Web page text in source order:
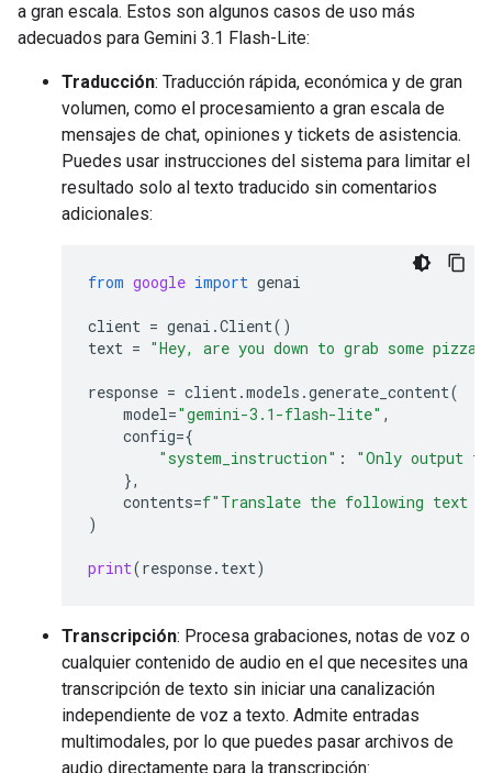
a gran escala. Estos son algunos casos de uso más
adecuados para Gemini 3.1 Flash-Lite:
Traducción: Traducción rápida, económica y de gran
volumen, como el procesamiento a gran escala de
mensajes de chat, opiniones y tickets de asistencia.
Puedes usar instrucciones del sistema para limitar el
resultado solo al texto traducido sin comentarios
adicionales:
from google import genai
client = genai .Client()
text = "Hey, are you down to grab some
response = client.models .generate_content(
model="gemini-3.1-flash-lite" ,
config={
"system_instruction" :
"Only output
},
contents=f"Translate the following text
)
print(response. text)
Transcripción: Procesa grabaciones, notas de voz o
cualquier contenido de audio en el que necesites una
transcripción de texto sin iniciar una canalización
independiente de voz a texto. Admite entradas
multimodales, por lo que puedes pasar archivos de
audio directamente para la transcripción: